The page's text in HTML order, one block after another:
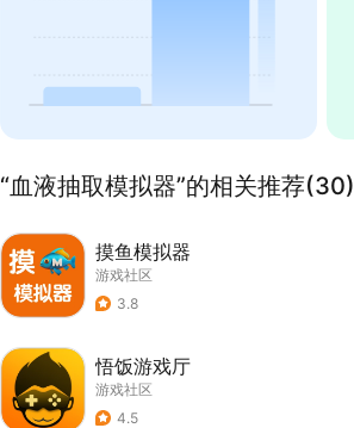
“血液抽取模拟器”的相关推荐(30)
摸鱼模拟器
游戏社区
3.8
悟饭游戏厅
游戏社区
4.5